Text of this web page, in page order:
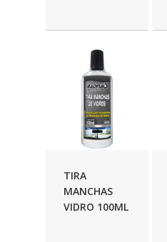
TIRA
MANCHAS
VIDRO 100ML